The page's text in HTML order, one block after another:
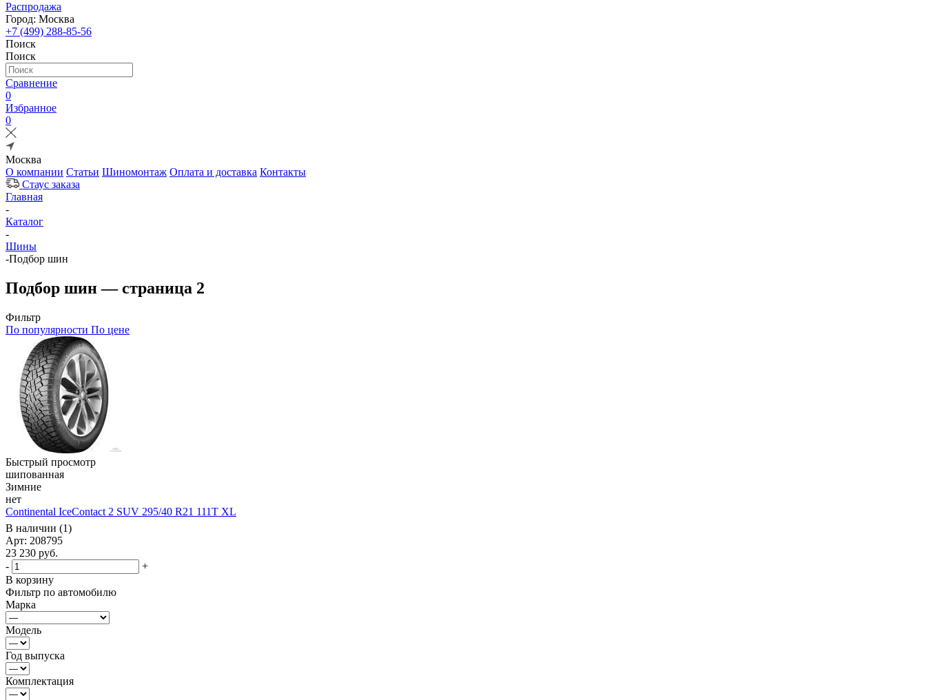
Распродажа
Город: Москва
+7 (499) 288-85-56
Поиск
Поиск
Сравнение
0
Избранное
0
Москва
О компании Статьи Шиномонтаж Оплата и доставка Контакты
Стаус заказа
Главная
-
Каталог
-
Шины
-Подбор шин
Подбор шин — страница 2
Фильтр
По популярности По цене
Быстрый просмотр
шипованная
Зимние
нет
Continental IceContact 2 SUV 295/40 R21 111T XL
В наличии (1)
Арт: 208795
23 230 руб.
-
+
В корзину
Фильтр по автомобилю
Марка
Модель
Год выпуска
Комплектация